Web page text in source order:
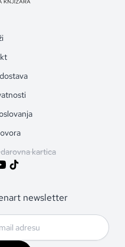
kartica
newsletter